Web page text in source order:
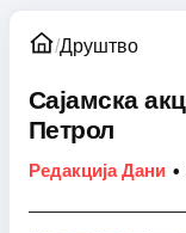
/Друштво
Сајамска
Петрол
Редакција Дани •